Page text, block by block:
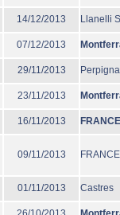
14/12/2013 Llanelli
07/12/2013
29/11/2013
23/11/2013
16/11/2013 FRANCE
09/11/2013 FRANCE
01/11/2013 Castres